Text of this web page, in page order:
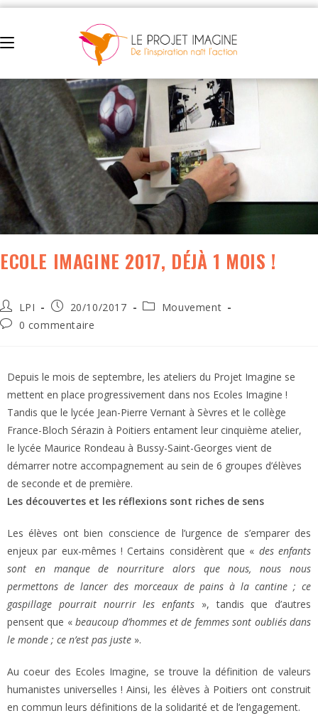
ECOLE IMAGINE 2017, DÉJÀ 1 MOIS !
LPI 20/10/2017
Mouvement
0 commentaire
Depuis le mois de septembre, les ateliers du Projet Imagine se
mettent en place progressivement dans nos Ecoles Imagine !
Tandis que le lycée Jean-Pierre Vernant à Sèvres et le collège
France-Bloch Sérazin à Poitiers entament leur cinquième atelier,
le lycée Maurice Rondeau à Bussy-Saint-Georges vient de
démarrer notre accompagnement au sein de 6 groupes d’élèves
de seconde et de première.
Les découvertes et les réflexions sont riches de sens
Les élèves ont bien conscience de l’urgence de s’emparer des
enjeux par eux-mêmes ! Certains considèrent que « des enfants
sont en manque de nourriture alors que nous, nous nous
permettons de lancer des morceaux de pains à la cantine ; ce
gaspillage pourrait nourrir les enfants », tandis que d’autres
pensent que «beaucoup d’hommes et de femmes sont oubliés dans
le monde ; ce n’est pas juste ».
Au coeur des Ecoles Imagine, se trouve la définition de valeurs
humanistes universelles ! Ainsi, les élèves à Poitiers ont construit
en commun leurs définitions de la solidarité et de l’engagement.